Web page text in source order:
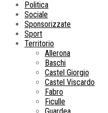
Politica
Sociale
Sponsorizzate
Sport
Territorio
Allerona
Baschi
Castel Giorgio
Castel Viscardo
Fabro
Ficulle